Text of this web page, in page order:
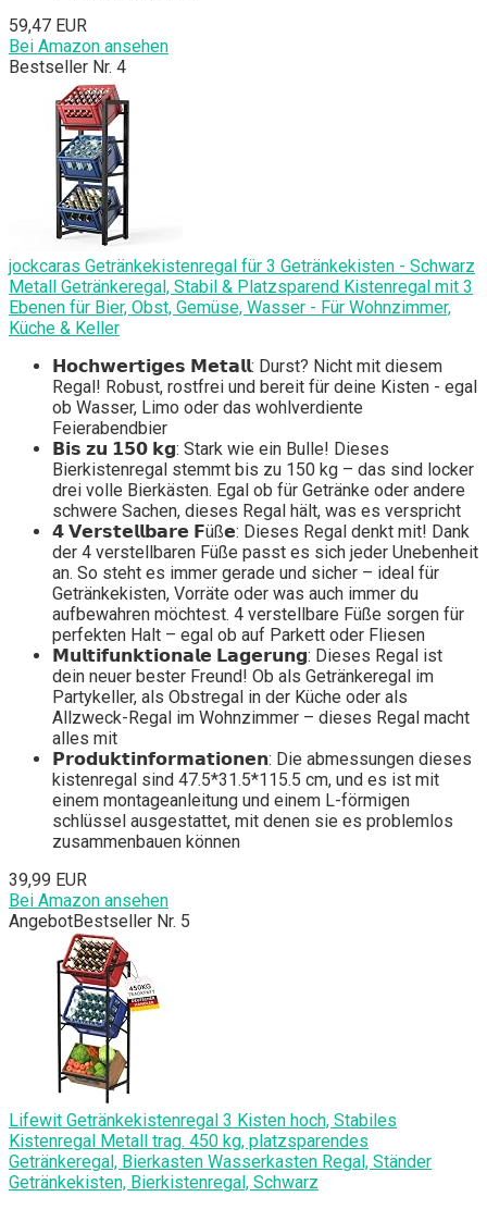
59,47 EUR
Bei Amazon ansehen
Bestseller Nr. 4
jockcaras Getränkekistenregal für 3 Getränkekisten - Schwarz
Metall Getränkeregal, Stabil & Platzsparend Kistenregal mit 3
Ebenen für Bier, Obst, Gemüse, Wasser - Für Wohnzimmer,
Küche & Keller
𝗛𝗼𝗰𝗵𝘄𝗲𝗿𝘁𝗶𝗴𝗲𝘀 𝗠𝗲𝘁𝗮𝗹𝗹: Durst? Nicht mit diesem
Regal! Robust, rostfrei und bereit für deine Kisten - egal
ob Wasser, Limo oder das wohlverdiente
Feierabendbier
𝗕𝗶𝘀 𝘇𝘂 𝟭𝟱𝟬 𝗸𝗴: Stark wie ein Bulle! Dieses
Bierkistenregal stemmt bis zu 150 kg – das sind locker
drei volle Bierkästen. Egal ob für Getränke oder andere
schwere Sachen, dieses Regal hält, was es verspricht
𝟰 𝗩𝗲𝗿𝘀𝘁𝗲𝗹𝗹𝗯𝗮𝗿𝗲 𝗙üß𝗲: Dieses Regal denkt mit! Dank
der 4 verstellbaren Füße passt es sich jeder Unebenheit
an. So steht es immer gerade und sicher – ideal für
Getränkekisten, Vorräte oder was auch immer du
aufbewahren möchtest. 4 verstellbare Füße sorgen für
perfekten Halt – egal ob auf Parkett oder Fliesen
𝗠𝘂𝗹𝘁𝗶𝗳𝘂𝗻𝗸𝘁𝗶𝗼𝗻𝗮𝗹𝗲 𝗟𝗮𝗴𝗲𝗿𝘂𝗻𝗴: Dieses Regal ist
dein neuer bester Freund! Ob als Getränkeregal im
Partykeller, als Obstregal in der Küche oder als
Allzweck-Regal im Wohnzimmer – dieses Regal macht
alles mit
𝗣𝗿𝗼𝗱𝘂𝗸𝘁𝗶𝗻𝗳𝗼𝗿𝗺𝗮𝘁𝗶𝗼𝗻𝗲𝗻: Die abmessungen dieses
kistenregal sind 47.5*31.5*115.5 cm, und es ist mit
einem montageanleitung und einem L-förmigen
schlüssel ausgestattet, mit denen sie es problemlos
zusammenbauen können
39,99 EUR
Bei Amazon ansehen
AngebotBestseller Nr. 5
Lifewit Getränkekistenregal 3 Kisten hoch, Stabiles
Kistenregal Metall trag. 450 kg, platzsparendes
Getränkeregal, Bierkasten Wasserkasten Regal, Ständer
Getränkekisten, Bierkistenregal, Schwarz